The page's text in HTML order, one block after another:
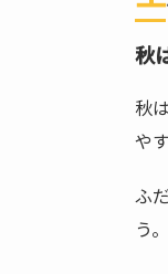
秋
秋
や
ふ
う。